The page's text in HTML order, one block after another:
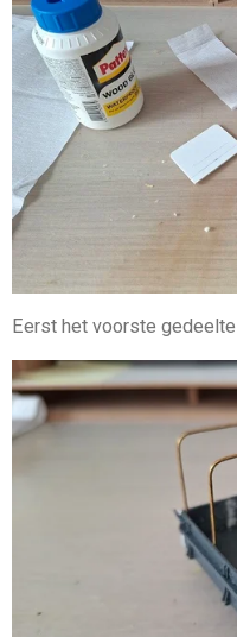
Eerst het voorste